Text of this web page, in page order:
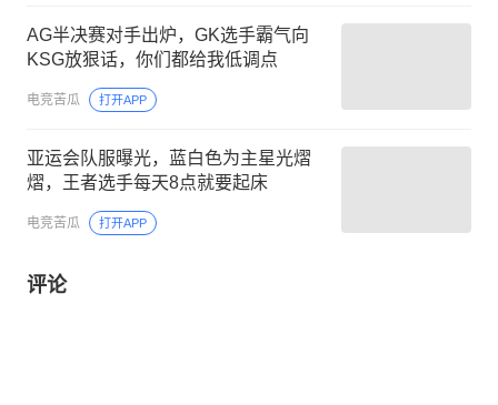
AG半决赛对手出炉，GK选手霸气向
KSG放狠话，你们都给我低调点
电竞苦瓜 打开APP
亚运会队服曝光，蓝白色为主星光熠
熠，王者选手每天8点就要起床
电竞苦瓜 打开APP
评论